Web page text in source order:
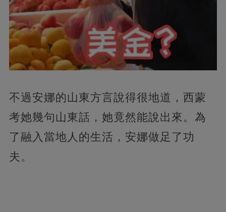
不過安娜的山東方言說得很地道，西蒙
考她幾句山東話，她竟然能說出來。為
了融入當地人的生活，安娜做足了功
夫。